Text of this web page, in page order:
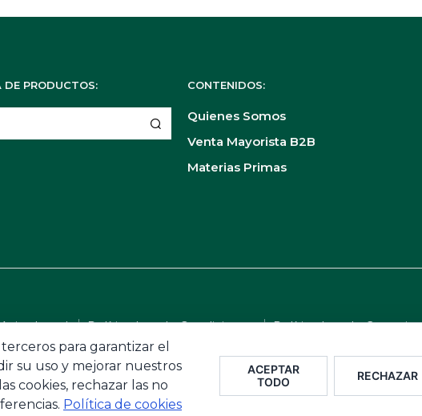
DE PRODUCTOS: CONTENIDOS:
Quienes Somos
Venta Mayorista B2B
Materias Primas
Legal Política Ley de Condiciones Política Ley de Garantias
· Materias Primas y Soluciones Clean Label para Alimentación
para garantizar el
su uso y mejorar nuestros
cookies, rechazar las no
Política de cookies
ACEPTAR
TODO
RECHAZAR